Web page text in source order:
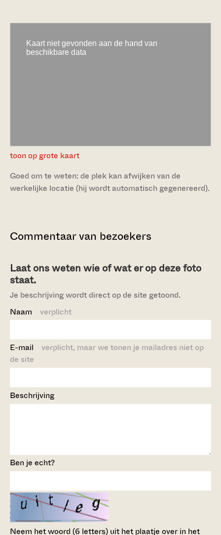
toon op grote kaart
Goed om te weten: de plek kan afwijken van de
werkelijke locatie (hij wordt automatisch gegenereerd).
Commentaar van bezoekers
Laat ons weten wie of wat er op deze foto
staat.
Je beschrijving wordt direct op de site getoond.
Naam verplicht
E-mail verplicht, maar we tonen je mailadres niet op
de site
Beschrijving
Ben je echt?
Neem het woord (6 letters) uit het plaatje over in het